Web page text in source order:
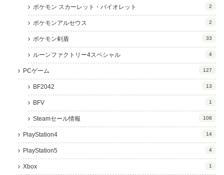
ポケモン スカーレット・バイオレット 2
ポケモンアルセウス 2
ポケモン剣盾 33
ルーンファクトリー4スペシャル 4
PCゲーム 127
BF2042 13
BFV 1
Steamセール情報 108
PlayStation4 14
PlayStation5 4
Xbox 1